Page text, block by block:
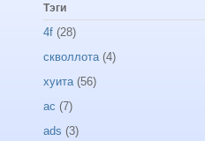
Тэги
4f (28)
скволлота (4)
хуита (56)
ac (7)
ads (3)